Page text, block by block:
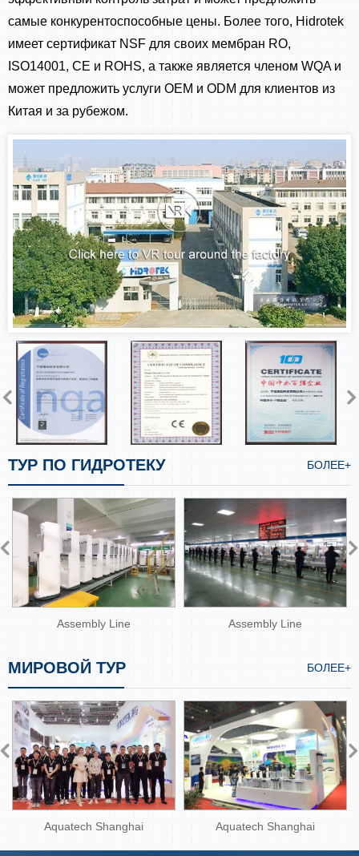
самые конкурентоспособные цены. Более того, Hidrotek
имеет сертификат NSF для своих мембран RO,
ISO14001, CE и ROHS, а также является членом WQA и
может предложить услуги OEM и ODM для клиентов из
Китая и за рубежом.
ТУР ПО ГИДРОТЕКУ БОЛЕЕ+
Assembly Line Assembly Line
МИРОВОЙ ТУР БОЛЕЕ+
Aquatech Shanghai Aquatech Shanghai